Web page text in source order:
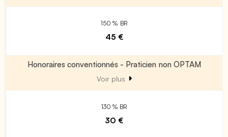
150 % BR
45 €
Honoraires conventionnés - Praticien non OPTAM
Voir plus
130 % BR
30 €